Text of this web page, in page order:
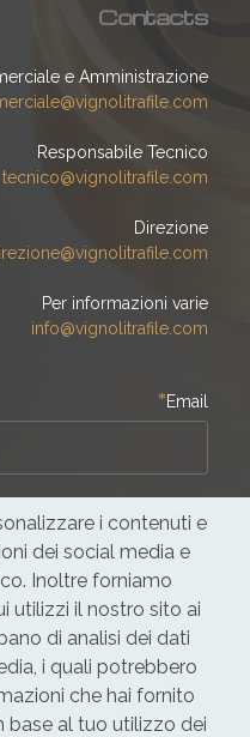
Contacts
e Amministrazione
Responsabile Tecnico
tecnico@vignolitrafile.com
Direzione
Per informazioni varie
info@vignolitrafile.com
Email
*
i contenuti e
dei social media e
Inoltre forniamo
utilizzi il nostro sito ai
di analisi dei dati
i quali potrebbero
che hai fornito
base al tuo utilizzo dei